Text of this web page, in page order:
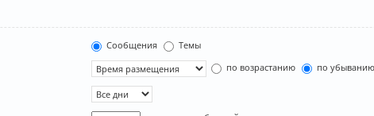
Сообщения
Темы
по возрастанию по убыванию